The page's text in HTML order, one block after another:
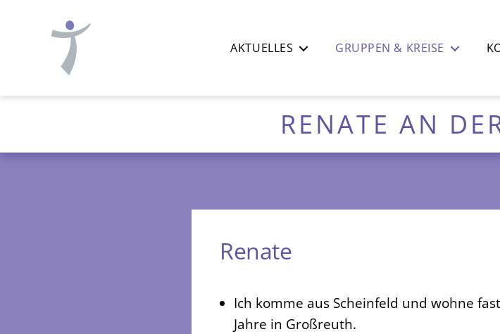
luth.
AKTUELLES GRUPPEN & KREISE
RENATE AN
Renate
Ich komme aus Scheinfeld und wohne
Jahre in Großreuth.